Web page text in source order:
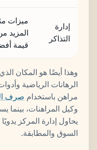
إدارة
التذاكر
ميزات
المزيد
قيمة
وهذا أيضًا هو المكان
الرهانات الرياضية
مراهن باستخدام صرف
وكيل المراهنات، بينما
يحاول إدارة المركز
السوق والمطابقة.